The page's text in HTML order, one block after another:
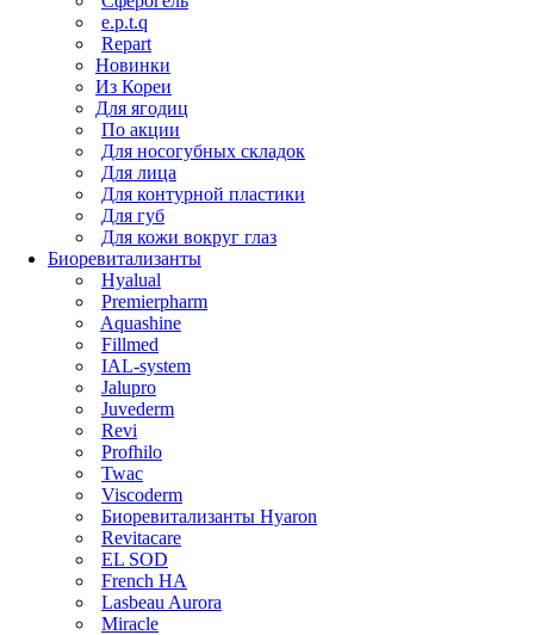
e.p.t.q
Repart
Новинки
Из Кореи
Для ягодиц
По акции
Для носогубных складок
Для лица
Для контурной пластики
Для губ
Для кожи вокруг глаз
Биоревитализанты
Hyalual
Premierpharm
Aquashine
Fillmed
IAL-system
Jalupro
Juvederm
Revi
Profhilo
Twac
Viscoderm
Биоревитализанты Hyaron
Revitacare
EL SOD
French HA
Lasbeau Aurora
Miracle